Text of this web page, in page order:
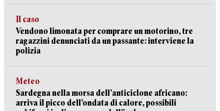
Il caso
Vendono limonata per comprare un motorino, tre
ragazzini denunciati da un passante: interviene la
polizia
Meteo
Sardegna nella morsa dell’anticiclone africano:
arriva il picco dell’ondata di calore, possibili